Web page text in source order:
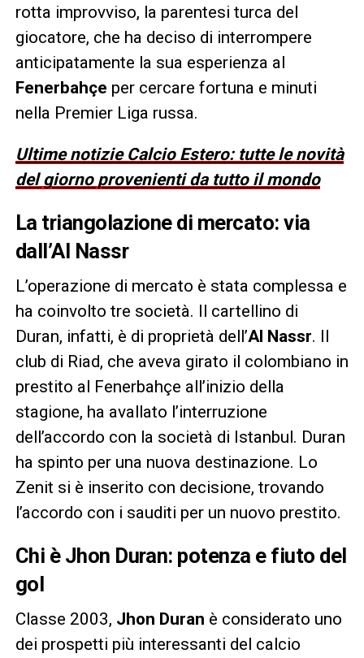
rotta improvviso, la parentesi turca del
giocatore, che ha deciso di interrompere
anticipatamente la sua esperienza al
Fenerbahçe per cercare fortuna e minuti
nella Premier Liga russa.
Ultime notizie Calcio Estero: tutte le novità
del giorno provenienti da tutto il mondo
La triangolazione di mercato: via
dall’Al Nassr
L’operazione di mercato è stata complessa e
ha coinvolto tre società. Il cartellino di
Duran, infatti, è di proprietà dell’Al Nassr. Il
club di Riad, che aveva girato il colombiano in
prestito al Fenerbahçe all’inizio della
stagione, ha avallato l’interruzione
dell’accordo con la società di Istanbul. Duran
ha spinto per una nuova destinazione. Lo
Zenit si è inserito con decisione, trovando
l’accordo con i sauditi per un nuovo prestito.
Chi è Jhon Duran: potenza e fiuto del
gol
Classe 2003, Jhon Duran è considerato uno
dei prospetti più interessanti del calcio